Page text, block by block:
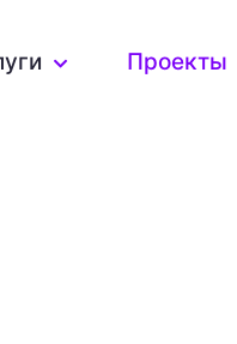
Проекты